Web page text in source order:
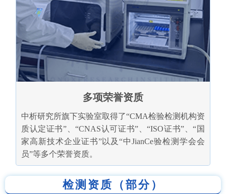
多项荣誉资质
中析研究所旗下实验室取得了“CMA检验检测机构资
质认定证书”、“CNAS认可证书”、“ISO证书”、“国
家高新技术企业证书”以及“中JianCe验检测学会会
员”等多个荣誉资质。
检测资质（部分）